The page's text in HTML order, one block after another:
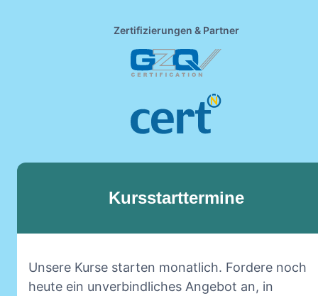
Zertifizierungen & Partner
Kursstarttermine
Unsere Kurse starten monatlich. Fordere noch
heute ein unverbindliches Angebot an, in